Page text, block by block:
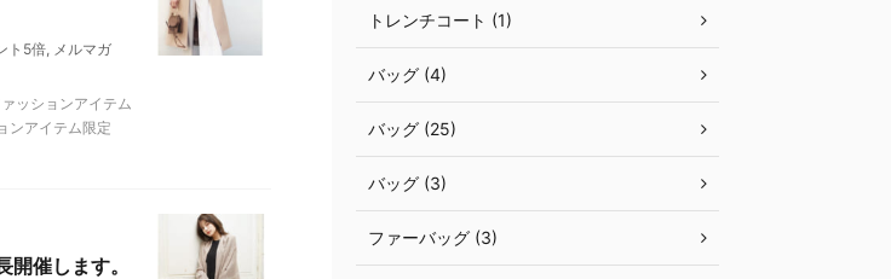
ト5倍, メルマガ
ッションアイテム
ンアイテム限定
催します。
トレンチコート (1)
バッグ (4)
バッグ (25)
バッグ (3)
ファーバッグ (3)